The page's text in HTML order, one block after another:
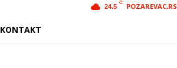
24.5
C POZAREVAC,RS
KONTAKT